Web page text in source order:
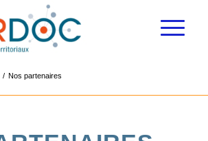
/ Nos partenaires